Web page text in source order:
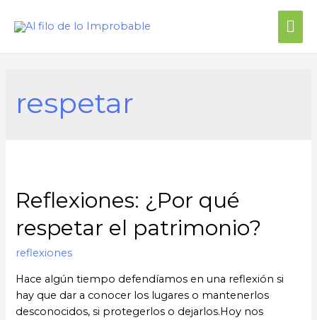
respetar
Reflexiones: ¿Por qué
respetar el patrimonio?
reflexiones
Hace algún tiempo defendíamos en una reflexión si
hay que dar a conocer los lugares o mantenerlos
desconocidos, si protegerlos o dejarlos.Hoy nos